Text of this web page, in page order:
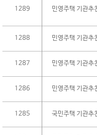
1289 민영주택 기관
1288 민영주택 기관
1287 민영주택 기관
1286 민영주택 기관
1285 국민주택 기관추